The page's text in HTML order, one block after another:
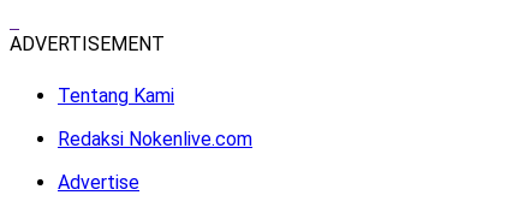
ADVERTISEMENT
Tentang Kami
Redaksi Nokenlive.com
Advertise